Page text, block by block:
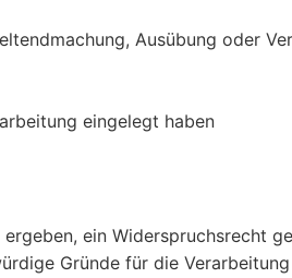
Ausübung oder
eingelegt haben
ein Widerspruchsrecht
Gründe für die